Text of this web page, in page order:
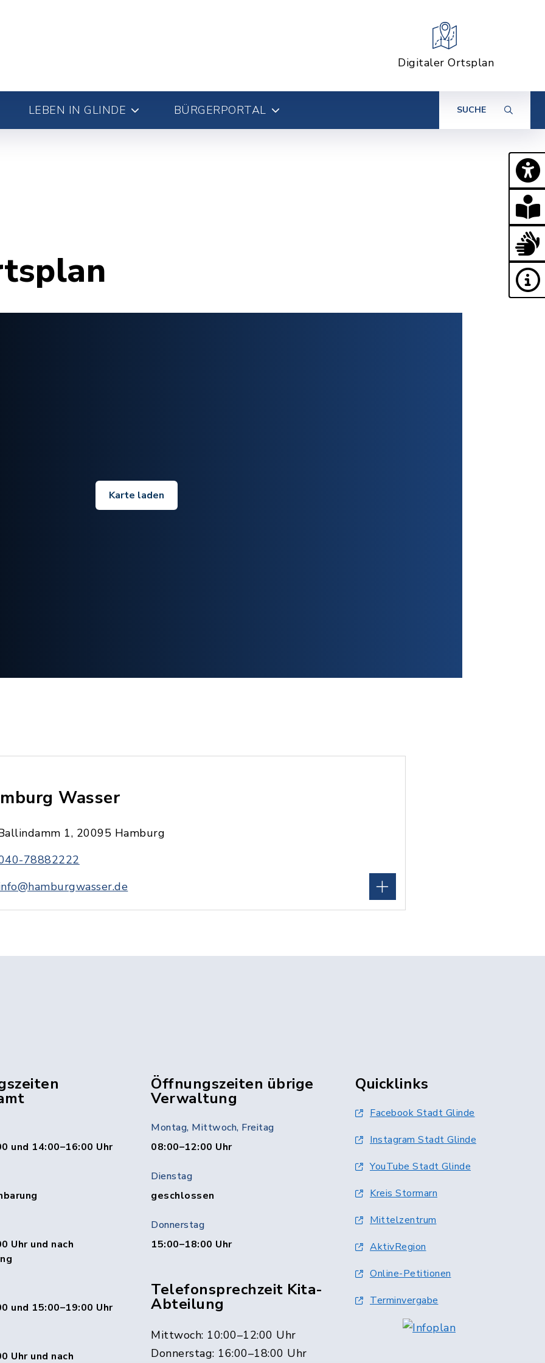
Digitaler Ortsplan
LEBEN IN GLINDE BÜRGERPORTAL SUCHE
Karte laden
Wasser
1, 20095 Hamburg
78882222
und 14:00–16:00 Uhr
Uhr und nach
und 15:00–19:00 Uhr
Uhr und nach
Öffnungszeiten übrige
Verwaltung
Montag, Mittwoch, Freitag
08:00–12:00 Uhr
Dienstag
geschlossen
Donnerstag
15:00–18:00 Uhr
Telefonsprechzeit Kita-
Abteilung
Mittwoch: 10:00–12:00 Uhr
Donnerstag: 16:00–18:00 Uhr
Quicklinks
Facebook Stadt Glinde
Instagram Stadt Glinde
YouTube Stadt Glinde
Kreis Stormarn
Mittelzentrum
AktivRegion
Online-Petitionen
Terminvergabe